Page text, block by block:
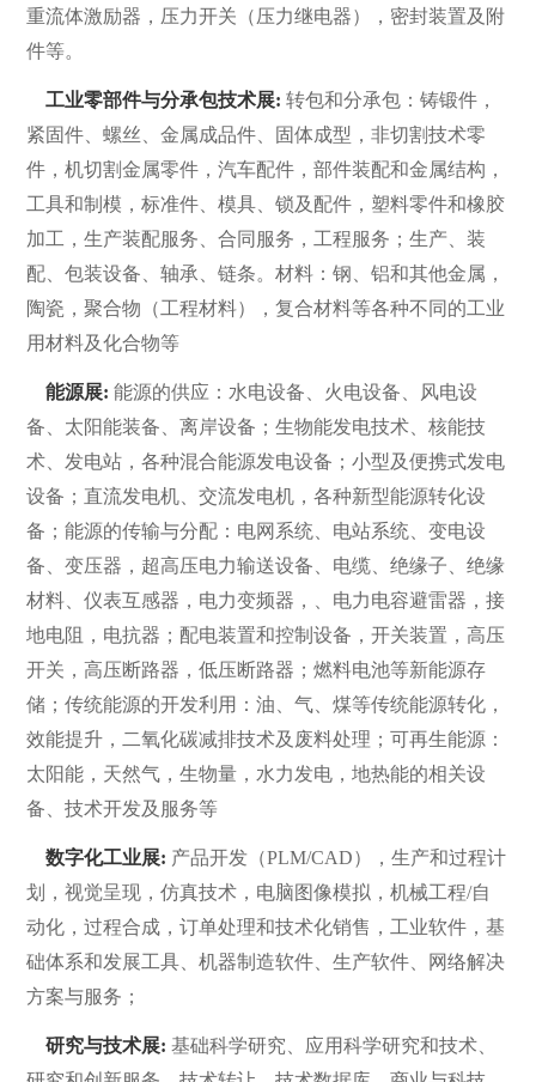
重流体激励器，压力开关（压力继电器），密封装置及附
件等。
工业零部件与分承包技术展: 转包和分承包：铸锻件，
紧固件、螺丝、金属成品件、固体成型，非切割技术零
件，机切割金属零件，汽车配件，部件装配和金属结构，
工具和制模，标准件、模具、锁及配件，塑料零件和橡胶
加工，生产装配服务、合同服务，工程服务；生产、装
配、包装设备、轴承、链条。材料：钢、铝和其他金属，
陶瓷，聚合物（工程材料），复合材料等各种不同的工业
用材料及化合物等
能源展: 能源的供应：水电设备、火电设备、风电设
备、太阳能装备、离岸设备；生物能发电技术、核能技
术、发电站，各种混合能源发电设备；小型及便携式发电
设备；直流发电机、交流发电机，各种新型能源转化设
备；能源的传输与分配：电网系统、电站系统、变电设
备、变压器，超高压电力输送设备、电缆、绝缘子、绝缘
材料、仪表互感器，电力变频器，、电力电容避雷器，接
地电阻，电抗器；配电装置和控制设备，开关装置，高压
开关，高压断路器，低压断路器；燃料电池等新能源存
储；传统能源的开发利用：油、气、煤等传统能源转化，
效能提升，二氧化碳减排技术及废料处理；可再生能源：
太阳能，天然气，生物量，水力发电，地热能的相关设
备、技术开发及服务等
数字化工业展: 产品开发（PLM/CAD），生产和过程计
划，视觉呈现，仿真技术，电脑图像模拟，机械工程/自
动化，过程合成，订单处理和技术化销售，工业软件，基
础体系和发展工具、机器制造软件、生产软件、网络解决
方案与服务；
研究与技术展: 基础科学研究、应用科学研究和技术、